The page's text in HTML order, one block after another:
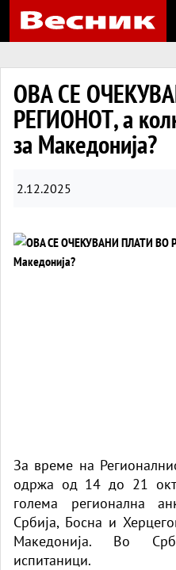
ОВА СЕ
РЕГИОНОТ, а
за Македонија?
2.12.2025
За време на
одржа од 14 до 21
голема регионална
Србија, Босна и
Македонија. Во
испитаници.